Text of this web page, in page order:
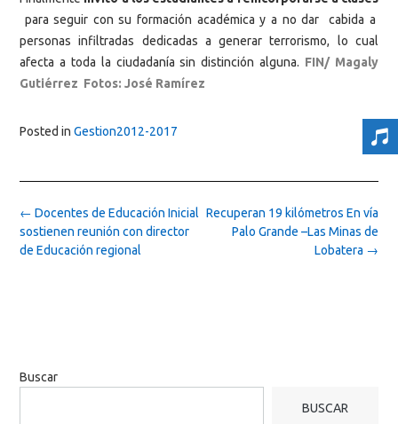
para seguir con su formación académica y a no dar cabida a
personas infiltradas dedicadas a generar terrorismo, lo cual
afecta a toda la ciudadanía sin distinción alguna. FIN/ Magaly
Gutiérrez Fotos: José Ramírez
Posted in Gestion2012-2017
Post
navigation
Recuperan 19 kilómetros En vía
Palo Grande –Las Minas de
Lobatera →
← Docentes de Educación Inicial
sostienen reunión con director
de Educación regional
Buscar
BUSCAR